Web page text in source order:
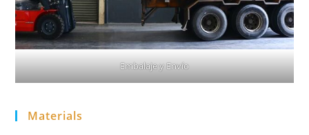
Embalaje y Envío
Materials